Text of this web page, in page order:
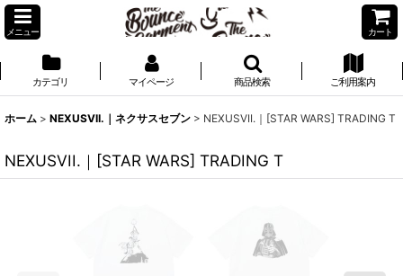
メニュー カート
カテゴリ マイページ 商品検索 ご利用案内
ホーム > NEXUSVII.｜ネクサスセブン > NEXUSVII.｜[STAR WARS] TRADING T
NEXUSVII.｜[STAR WARS] TRADING T